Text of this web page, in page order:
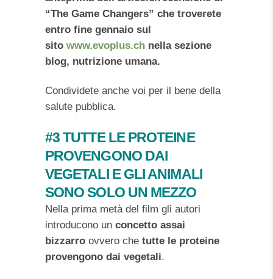
“The Game Changers” che troverete
entro fine gennaio sul
sito www.evoplus.ch nella sezione
blog, nutrizione umana.
Condividete anche voi per il bene della
salute pubblica.
#3 TUTTE LE PROTEINE
PROVENGONO DAI
VEGETALI E GLI ANIMALI
SONO SOLO UN MEZZO
Nella prima metà del film gli autori
introducono un concetto assai
bizzarro ovvero che tutte le proteine
provengono dai vegetali.